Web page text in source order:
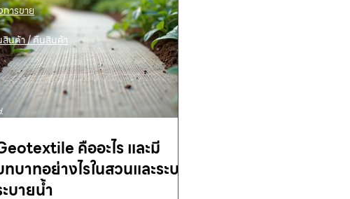
คืออะไร และมี
บาทอย่างไรในสวนและระบบ
บายน้ำ
การขาย
สินค้า / คืนสินค้า